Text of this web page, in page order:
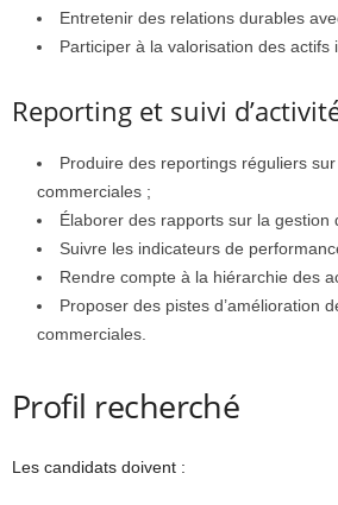
Entretenir des relations durables
Participer à la valorisation des actifs
Reporting et suivi
Produire des reportings réguliers
commerciales ;
Élaborer des rapports sur la gestion
Suivre les indicateurs de
Rendre compte à la hiérarchie des
Proposer des pistes d’amélioration
commerciales.
Profil recherché
Les candidats doivent :